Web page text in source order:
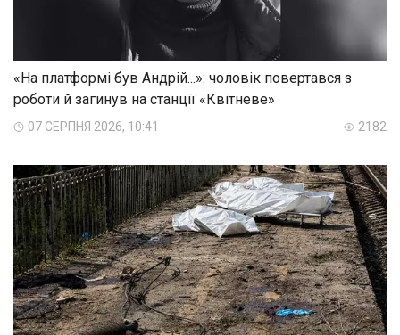
«На платформі був Андрій...»: чоловік повертався з
роботи й загинув на станції «Квітневе»
07 СЕРПНЯ 2026, 10:41 2182